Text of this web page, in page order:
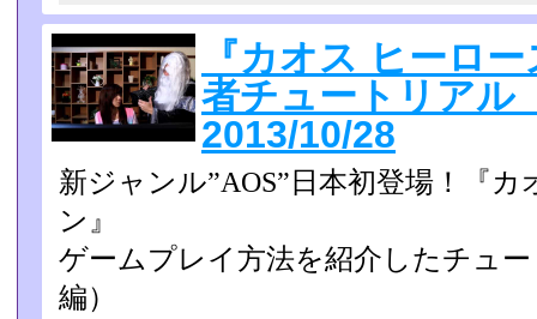
『カオス ヒーロ
者チュートリア
2013/10/28
新ジャンル”AOS”日本初登場！『
ン』
ゲームプレイ方法を紹介したチュ
編）